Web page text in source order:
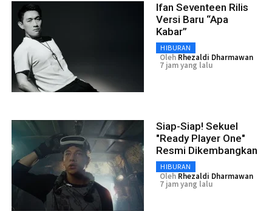
Ifan Seventeen Rilis
Versi Baru “Apa
Kabar”
HIBURAN
Oleh Rhezaldi Dharmawan
7 jam yang lalu
Siap-Siap! Sekuel
"Ready Player One"
Resmi Dikembangkan
HIBURAN
Oleh Rhezaldi Dharmawan
7 jam yang lalu